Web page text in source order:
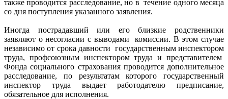
также проводится расследование, но в течение одного месяца
со дня поступления указанного заявления.
Иногда пострадавший или его близкие родственники
заявляют о несогласии с выводами комиссии. В этом случае
независимо от срока давности государственным инспектором
труда, профсоюзным инспектором труда и представителем
Фонда социального страхования проводится дополнительное
расследование, по результатам которого государственный
инспектор труда выдает работодателю предписание,
обязательное для исполнения.